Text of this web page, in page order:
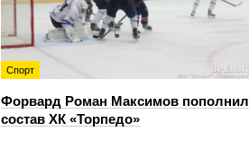
Спорт
Форвард Роман Максимов пополнил
состав ХК «Торпедо»